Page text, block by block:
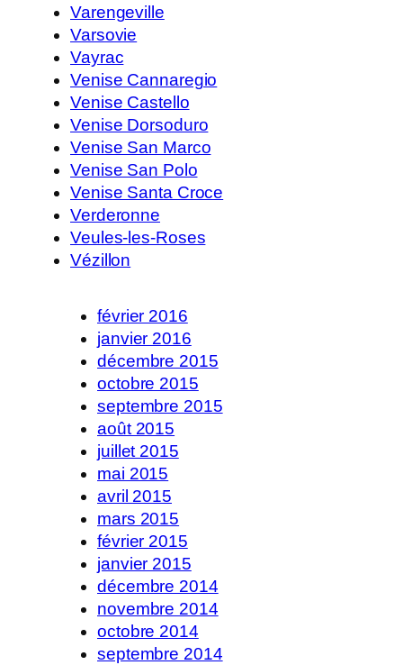
Varengeville
Varsovie
Vayrac
Venise Cannaregio
Venise Castello
Venise Dorsoduro
Venise San Marco
Venise San Polo
Venise Santa Croce
Verderonne
Veules-les-Roses
Vézillon
février 2016
janvier 2016
décembre 2015
octobre 2015
septembre 2015
août 2015
juillet 2015
mai 2015
avril 2015
mars 2015
février 2015
janvier 2015
décembre 2014
novembre 2014
octobre 2014
septembre 2014